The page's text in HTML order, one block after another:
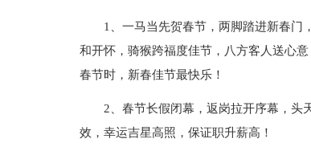
1、一马当先贺春节，两脚踏进新春门
和开怀，骑猴跨福度佳节，八方客人送心
春节时，新春佳节最快乐！
2、春节长假闭幕，返岗拉开序幕，头
效，幸运吉星高照，保证职升薪高！